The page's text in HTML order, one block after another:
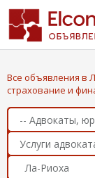
Все объявления в
страхование и